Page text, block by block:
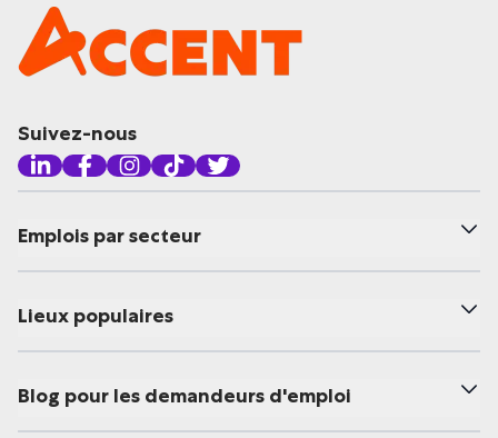
Suivez-nous
Emplois par secteur
Lieux populaires
Blog pour les demandeurs d'emploi